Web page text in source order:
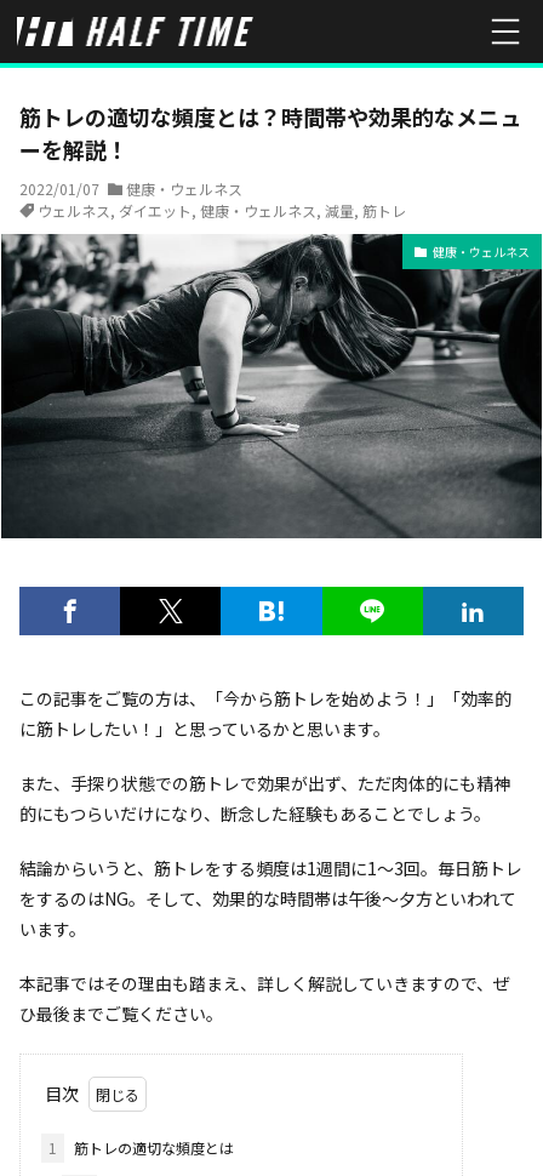
HOME 健康・ウェルネス 筋トレの適切な頻度とは？時間帯や効果
筋トレの適切な頻度とは？時間帯や効果的なメニュ
ーを解説！
2022/01/07
健康・ウェルネス
ウェルネス, ダイエット, 健康・ウェルネス, 減量, 筋トレ
健康・ウェルネス
この記事をご覧の方は、「今から筋トレを始めよう！」「効率的
に筋トレしたい！」と思っているかと思います。
また、手探り状態での筋トレで効果が出ず、ただ肉体的にも精神
的にもつらいだけになり、断念した経験もあることでしょう。
結論からいうと、筋トレをする頻度は1週間に1～3回。毎日筋トレ
をするのはNG。そして、効果的な時間帯は午後～夕方といわれて
います。
本記事ではその理由も踏まえ、詳しく解説していきますので、ぜ
ひ最後までご覧ください。
目次
1
筋トレの適切な頻度とは